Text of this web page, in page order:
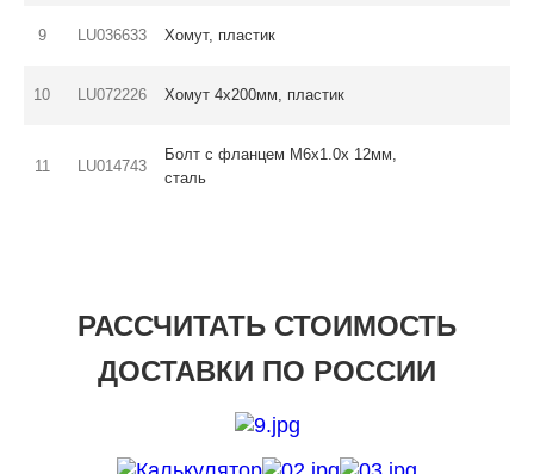
9 LU036633 Хомут, пластик
10 LU072226 Хомут 4х200мм, пластик
11 LU014743
Болт с фланцем M6x1.0x 12мм,
сталь
РАССЧИТАТЬ СТОИМОСТЬ
ДОСТАВКИ ПО РОССИИ